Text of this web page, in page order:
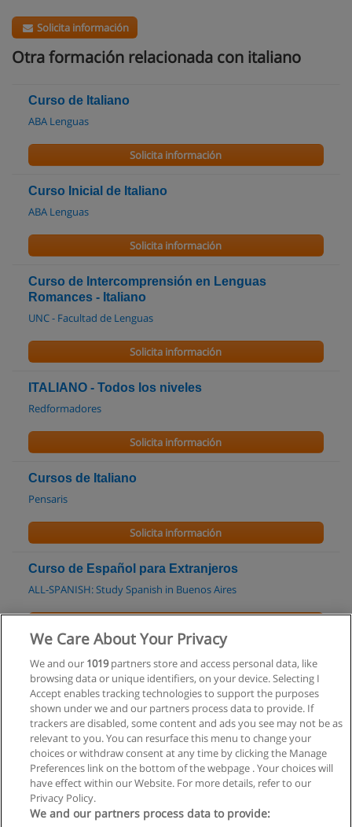
Solicita información
Otra formación relacionada con italiano
Curso de Italiano
ABA Lenguas
Solicita información
Curso Inicial de Italiano
ABA Lenguas
Solicita información
Curso de Intercomprensión en Lenguas
Romances - Italiano
UNC - Facultad de Lenguas
Solicita información
ITALIANO - Todos los niveles
Redformadores
Solicita información
Cursos de Italiano
Pensaris
Solicita información
Curso de Español para Extranjeros
ALL-SPANISH: Study Spanish in Buenos Aires
Curso de Español
ALL-SPANISH: Study Spanish in Buenos Aires
Solicita información
We Care About Your Privacy
We and our 1019partners store and access personal data, like
browsing data or unique identifiers, on your device. Selecting I
Accept enables tracking technologies to support the purposes
shown under we and our partners process data to provide. If
trackers are disabled, some content and ads you see may not be as
relevant to you. You can resurface this menu to change your
choices or withdraw consent at any time by clicking the Manage
Preferences link on the bottom of the webpage . Your choices will
have effect within our Website. For more details, refer to our
Privacy Policy.
We and our partners process data to provide: